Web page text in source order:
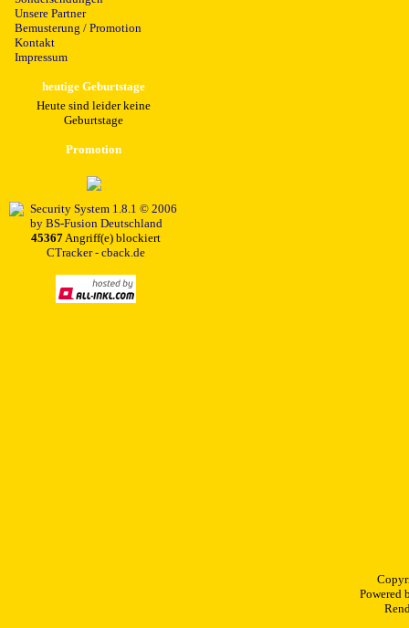
Unsere Partner
Bemusterung / Promotion
Kontakt
Impressum
heutige Geburtstage
Heute sind leider keine
Geburtstage
Promotion
45367Angriff(e) blockiert
CTracker - cback.de
Powered